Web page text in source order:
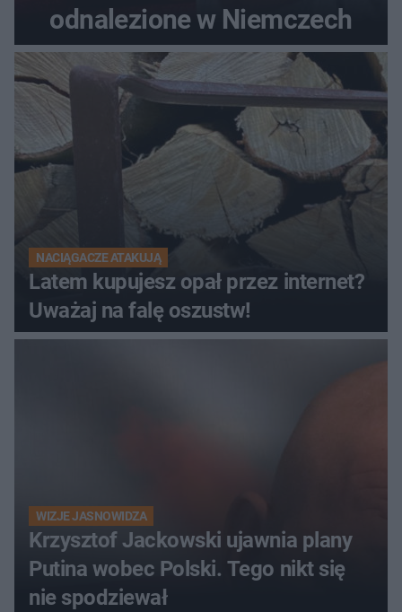
odnalezione w Niemczech
NACIĄGACZE ATAKUJĄ
Latem kupujesz opał przez internet?
Uważaj na falę oszustw!
WIZJE JASNOWIDZA
Krzysztof Jackowski ujawnia plany
Putina wobec Polski. Tego nikt się
nie spodziewał